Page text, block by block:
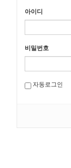
아이디
비밀번호
자동로그인